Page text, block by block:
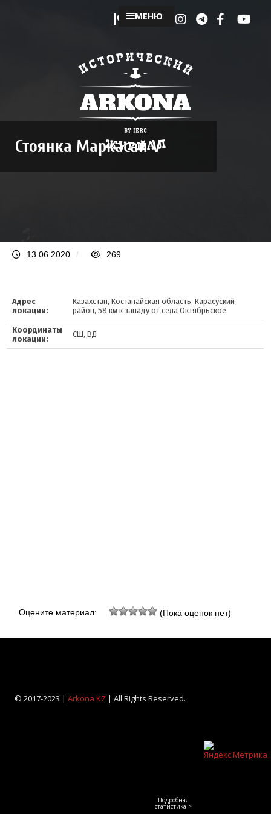
МЕНЮ
Стоянка Маркасай V
13.06.2020 / 269
Адрес
локации:
Казахстан, Костанайская область, Карасуский
район, 58 км к западу от села Октябрьское
Координаты
локации:
СШ, ВД
Оцените материал: (Пока оценок нет)
© 2017-2023 | Arkona KZ| All Rights Reserved.
Подробная
статистика >